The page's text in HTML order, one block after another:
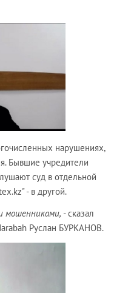
нарушениях,
Бывшие учредители
суд в отдельной
- в другой.
мошенниками, - сказал
Руслан БУРКАНОВ.